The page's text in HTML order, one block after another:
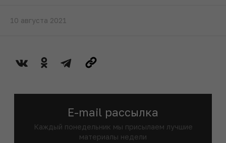
10 августа 2021
E-mail рассылка
Каждый понедельник мы присылаем лучшие
материалы недели